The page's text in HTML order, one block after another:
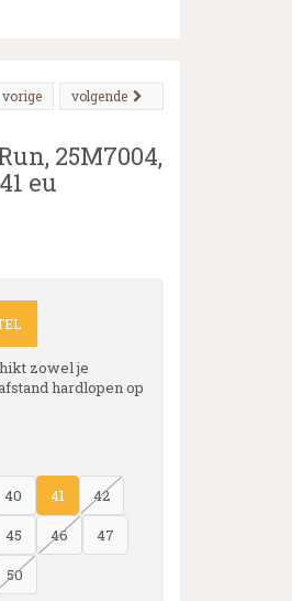
volgende
vorige
25M7004,
eu
zowel je
hardlopen op
40 41
42
45 46
47
50